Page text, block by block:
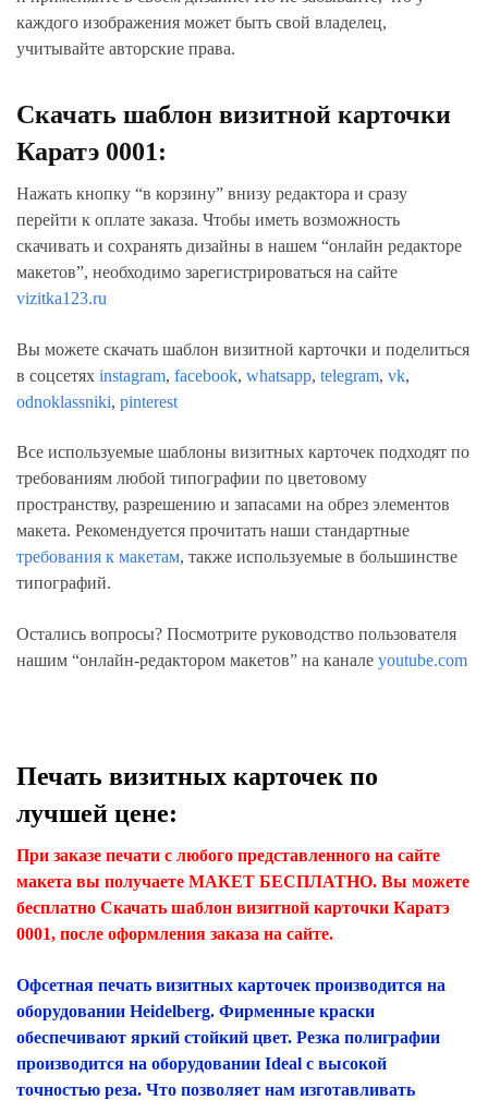
каждого изображения может быть свой владелец,
учитывайте авторские права.
Скачать шаблон визитной карточки
Каратэ 0001:
Нажать кнопку “в корзину” внизу редактора и сразу
перейти к оплате заказа. Чтобы иметь возможность
скачивать и сохранять дизайны в нашем “онлайн редакторе
макетов”, необходимо зарегистрироваться на сайте
vizitka123.ru
Вы можете скачать шаблон визитной карточки и поделиться
в соцсетях instagram, facebook, whatsapp, telegram, vk,
odnoklassniki, pinterest
Все используемые шаблоны визитных карточек подходят по
требованиям любой типографии по цветовому
пространству, разрешению и запасами на обрез элементов
макета. Рекомендуется прочитать наши стандартные
требования к макетам, также используемые в большинстве
типографий.
Остались вопросы? Посмотрите руководство пользователя
нашим “онлайн-редактором макетов” на канале youtube.com
Печать визитных карточек по
лучшей цене:
При заказе печати с любого представленного на сайте
макета вы получаете МАКЕТ БЕСПЛАТНО. Вы можете
бесплатно Скачать шаблон визитной карточки Каратэ
0001, после оформления заказа на сайте.
Офсетная печать визитных карточек производится на
оборудовании Heidelberg. Фирменные краски
обеспечивают яркий стойкий цвет. Резка полиграфии
производится на оборудовании Ideal с высокой
точностью реза. Что позволяет нам изготавливать